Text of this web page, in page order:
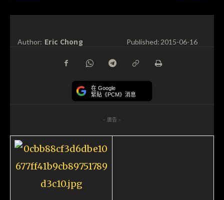
Author: Eric Chong Published:2015-06-16
在 Google
緊貼《PCM》消息
- 廣告 -